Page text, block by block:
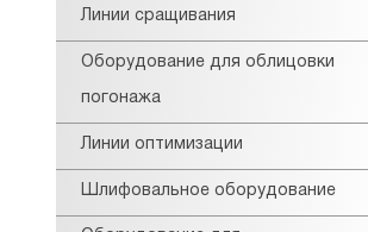
Линии сращивания
Оборудование для облицовки
погонажа
Линии оптимизации
Шлифовальное оборудование